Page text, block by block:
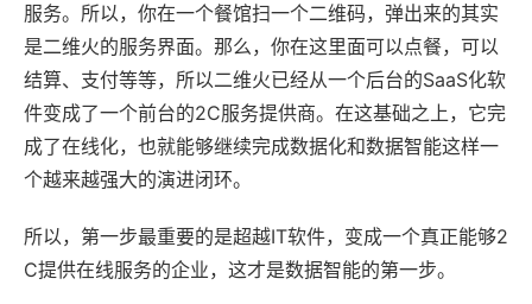
服务。所以，你在一个餐馆扫一个二维码，弹出来的其实
是二维火的服务界面。那么，你在这里面可以点餐，可以
结算、支付等等，所以二维火已经从一个后台的SaaS化软
件变成了一个前台的2C服务提供商。在这基础之上，它完
成了在线化，也就能够继续完成数据化和数据智能这样一
个越来越强大的演进闭环。
所以，第一步最重要的是超越IT软件，变成一个真正能够2
C提供在线服务的企业，这才是数据智能的第一步。